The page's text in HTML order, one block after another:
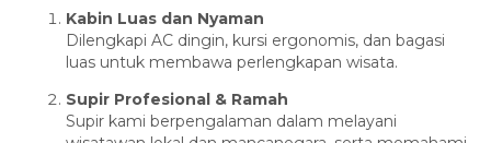
Kabin Luas dan Nyaman
Dilengkapi AC dingin, kursi ergonomis, dan bagasi
luas untuk membawa perlengkapan wisata.
Supir Profesional & Ramah
Supir kami berpengalaman dalam melayani